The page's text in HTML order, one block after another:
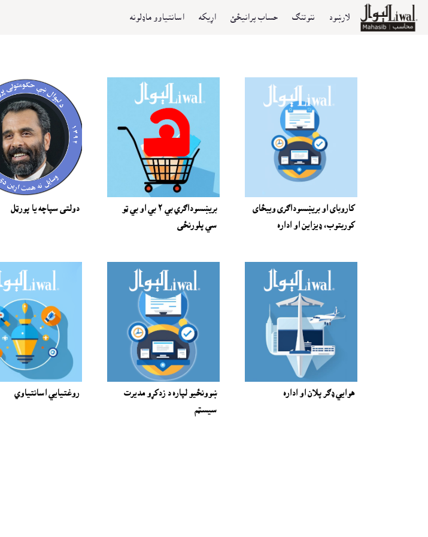
لارښود ننوتنګ حساب پرانيځئ اړيکه اسانتياوو ماډلونه
کاروباى او بريښسوداګرى ويبځاى
کوربتوب، ډيزاين او اداره
بريښسوداګري بي ٢ بي او بي ټو
سي پلورنځى
دولتى سپاچه يا پورټل
هوايي ډګر پلان او اداره
ښوونځيو لپاره د زدکړو مديرت
سيسټم
روغتيايي اسانتياوي